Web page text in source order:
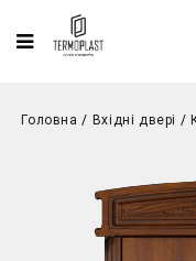
Головна / Вхідні двері /